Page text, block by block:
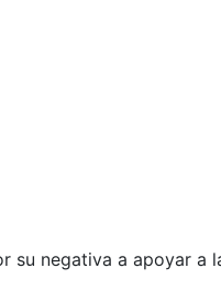
su negativa a apoyar a